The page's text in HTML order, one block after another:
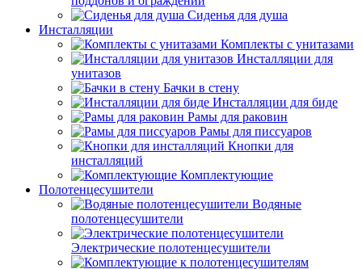
Сиденья для душа
Инсталляции
Комплекты с унитазами
Инсталляции для
унитазов
Бачки в стену
Инсталляции для биде
Рамы для раковин
Рамы для писсуаров
Кнопки для
инсталляций
Комплектующие
Полотенцесушители
Водяные
полотенцесушители
Электрические полотенцесушители